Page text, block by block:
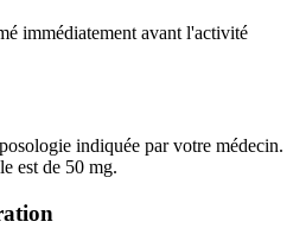
immédiatement avant l'activité
indiquée par votre médecin.
est de 50 mg.